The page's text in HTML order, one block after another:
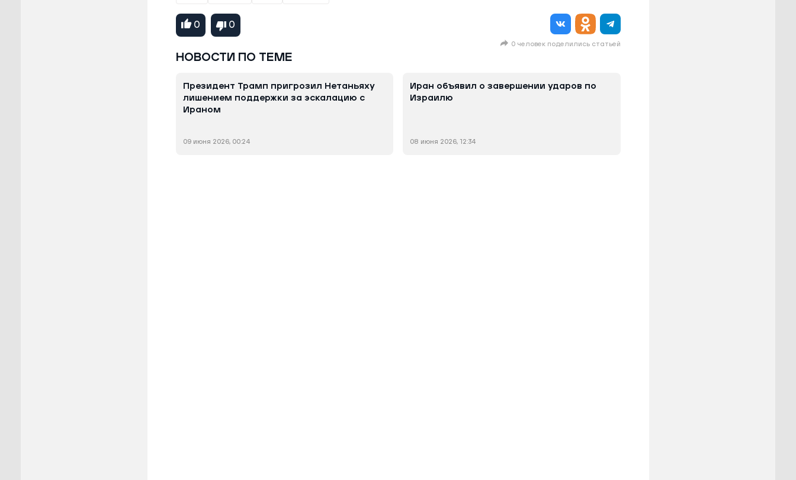
0 0
0 человек поделились статьей
НОВОСТИ ПО ТЕМЕ
Президент Трамп пригрозил Нетаньяху
лишением поддержки за эскалацию с
Ираном
09 июня 2026, 00:24
Иран объявил о завершении ударов по
Израилю
08 июня 2026, 12:34